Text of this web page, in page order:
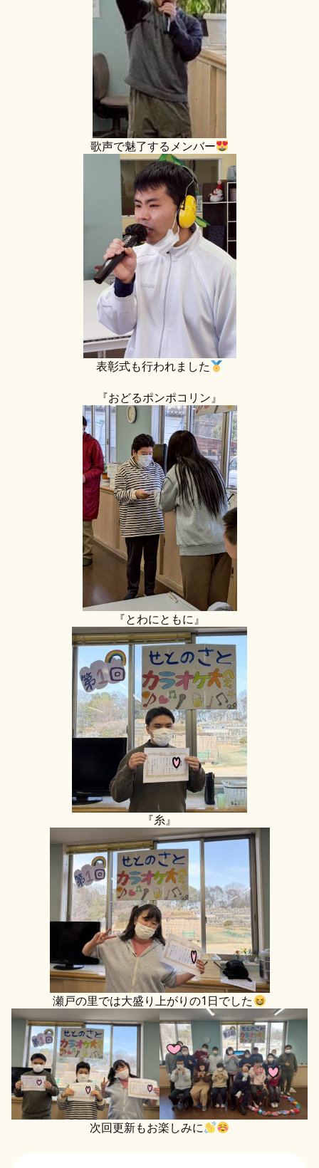
歌声で魅了するメンバー
表彰式も行われました
『おどるポンポコリン』
『とわにともに』
『糸』
瀬戸の里では大盛り上がりの1日でした
次回更新もお楽しみに